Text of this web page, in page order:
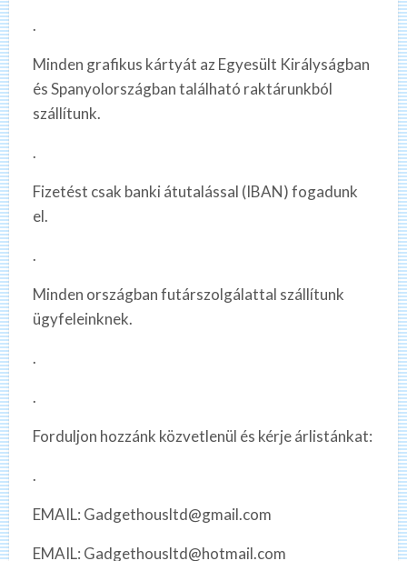
.
Minden grafikus kártyát az Egyesült Királyságban
és Spanyolországban található raktárunkból
szállítunk.
.
Fizetést csak banki átutalással (IBAN) fogadunk
el.
.
Minden országban futárszolgálattal szállítunk
ügyfeleinknek.
.
.
Forduljon hozzánk közvetlenül és kérje árlistánkat:
.
EMAIL: Gadgethousltd@gmail.com
EMAIL: Gadgethousltd@hotmail.com